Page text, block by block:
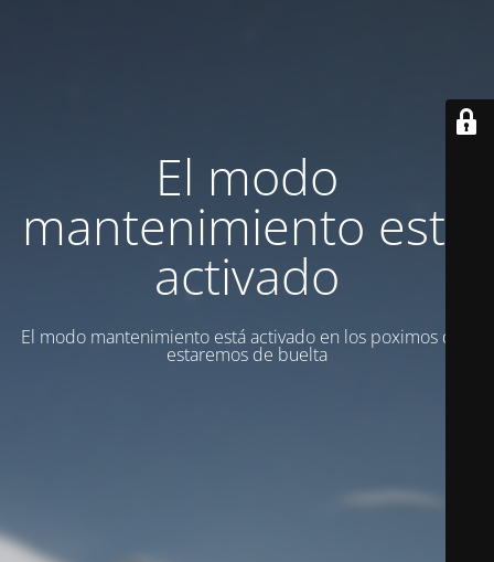
El modo
mantenimiento está
activado
El modo mantenimiento está activado en los poximos dias
estaremos de buelta